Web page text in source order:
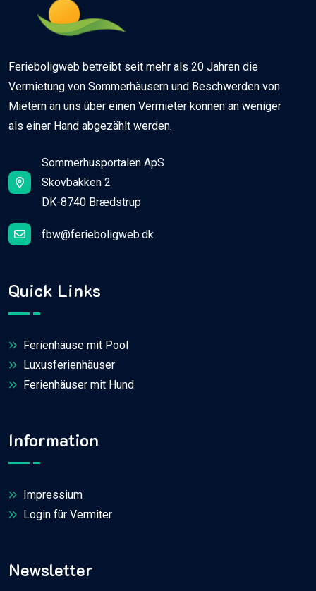
Ferieboligweb betreibt seit mehr als 20 Jahren die
Vermietung von Sommerhäusern und Beschwerden von
Mietern an uns über einen Vermieter können an weniger
als einer Hand abgezählt werden.
Sommerhusportalen ApS
Skovbakken 2
DK-8740 Brædstrup
fbw@ferieboligweb.dk
Quick Links
Ferienhäuse mit Pool
Luxusferienhäuser
Ferienhäuser mit Hund
Information
Impressium
Login für Vermiter
Newsletter